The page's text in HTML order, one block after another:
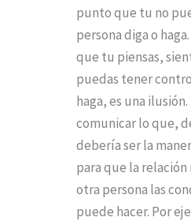
punto que tu no
persona diga o
que tu piensas,
puedas tener
haga, es una
comunicar lo que,
debería ser la
para que la
otra persona las
puede hacer. Por